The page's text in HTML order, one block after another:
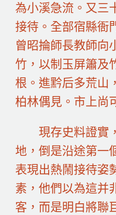
為小溪急流。又三
接待。全部宿縣衙
曾昭掄師長教師向
竹，以制玉屏簫及
根。進黔后多荒山
柏林偶見。市上尚
現存史料證實
地，倒是沿途第一
表現出熱鬧接待姿
素，他們以為這并
客，而是明白將聯